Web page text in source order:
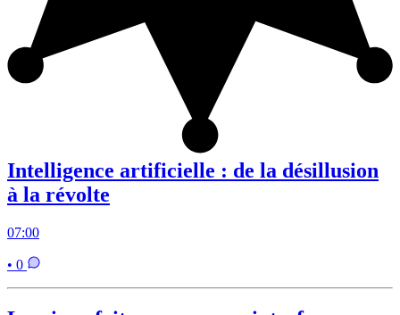
Intelligence artificielle : de la désillusion
à la révolte
07:00
• 0